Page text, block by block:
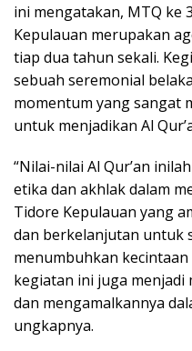
ini mengatakan, MTQ ke
Kepulauan merupakan
tiap dua tahun sekali.
sebuah seremonial
momentum yang sangat
untuk menjadikan Al
“Nilai-nilai Al Qur’an
etika dan akhlak dalam
Tidore Kepulauan yang
dan berkelanjutan untuk
menumbuhkan kecintaan
kegiatan ini juga menjadi
dan mengamalkannya
ungkapnya.